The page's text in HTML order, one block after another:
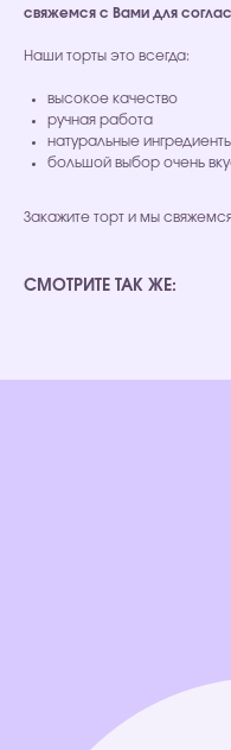
свяжемся с Вами для
Наши торты это всегда:
высокое качество
ручная работа
натуральные
большой выбор очень
Закажите торт и мы
СМОТРИТЕ ТАК ЖЕ: